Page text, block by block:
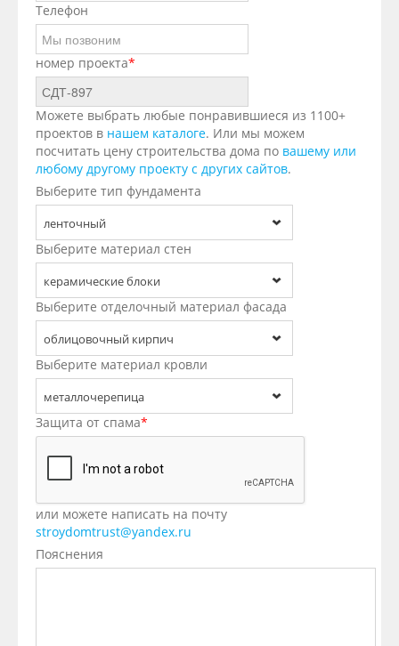
Телефон
номер проекта*
Можете выбрать любые понравившиеся из 1100+
проектов в нашем каталоге. Или мы можем
посчитать цену строительства дома по вашему или
любому другому проекту с других сайтов.
Выберите тип фундамента
ленточный
Выберите материал стен
керамические блоки
Выберите отделочный материал фасада
облицовочный кирпич
Выберите материал кровли
металлочерепица
Защита от спама*
или можете написать на почту
stroydomtrust@yandex.ru
Пояснения